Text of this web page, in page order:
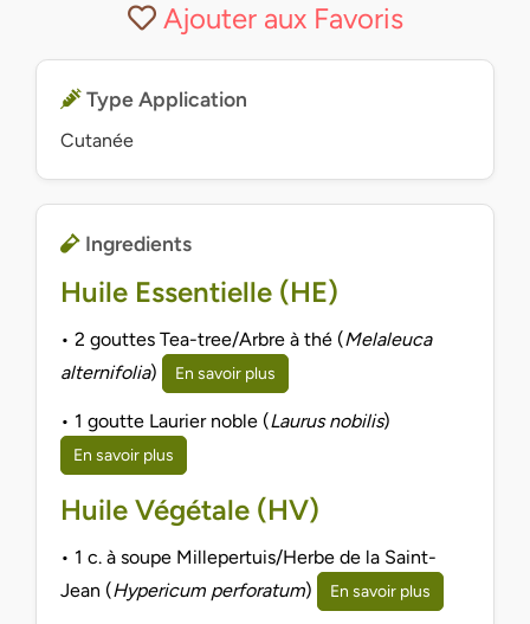
Ajouter aux Favoris
Type Application
Cutanée
Ingredients
Huile Essentielle (HE)
• 2 gouttes Tea-tree/Arbre à thé (Melaleuca
alternifolia) En savoir plus
• 1 goutte Laurier noble (Laurus nobilis)
En savoir plus
Huile Végétale (HV)
• 1 c. à soupe Millepertuis/Herbe de la Saint-
Jean (Hypericum perforatum) En savoir plus